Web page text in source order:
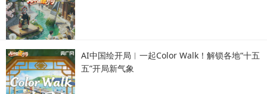
AI中国绘开局︱一起Color Walk！解锁各地“十五
五”开局新气象